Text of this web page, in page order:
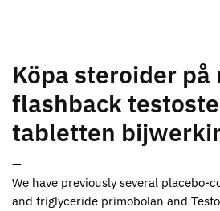
Köpa steroider på
flashback
tabletten
—
We have previously several placebo-
and triglyceride primobolan and